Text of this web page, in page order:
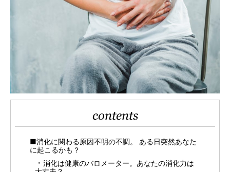
contents
■消化に関わる原因不明の不調。 ある日突然あなた
に起こるかも？
消化は健康のバロメーター。あなたの消化力は